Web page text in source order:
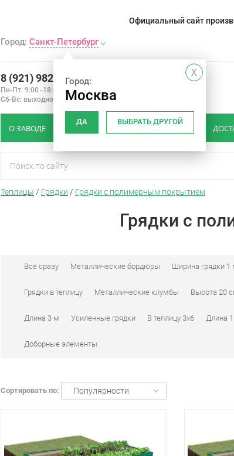
Официальный сайт
Город: Санкт-Петербург
X
Город:
Москва
ДА ВЫБРАТЬ ДРУГОЙ
8 (921) 982 34 15
Пн-Пт: 9:00 -18:00
Сб-Вс: выходной
О ЗАВОДЕ КАК ВЫБРАТЬ ТЕПЛИЦУ
Теплицы / Грядки / Грядки с полимерным покрытием
Грядки с
Все сразу Металлические бордюры Ширина грядки 1
Грядки в теплицу Металлические клумбы Высота 20
Длина 3 м Усиленные грядки В теплицу 3х6 Длина
Доборные элементы
Сортировать по: Популярности